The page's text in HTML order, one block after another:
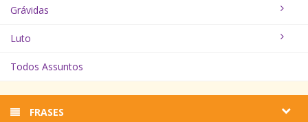
Grávidas
Luto
Todos Assuntos
FRASES